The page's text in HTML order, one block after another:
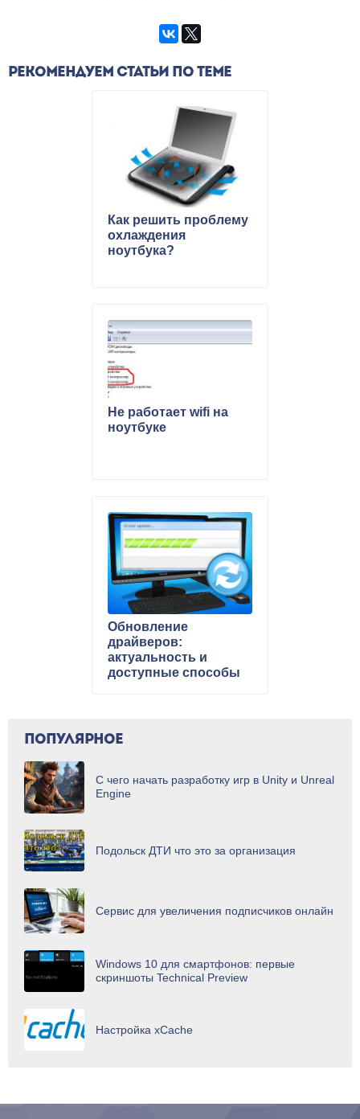
РЕКОМЕНДУЕМ СТАТЬИ ПО ТЕМЕ
Как решить проблему
охлаждения
ноутбука?
Не работает wifi на
ноутбуке
Обновление
драйверов:
актуальность и
доступные способы
ПОПУЛЯРНОЕ
С чего начать разработку игр в Unity и Unreal
Engine
Подольск ДТИ что это за организация
Сервис для увеличения подписчиков онлайн
Windows 10 для смартфонов: первые
скриншоты Technical Preview
Настройка xCache